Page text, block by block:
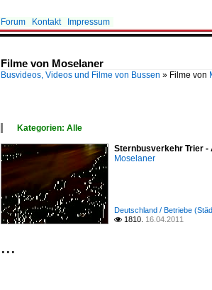
Forum Kontakt Impressum
Filme von Moselaner
Busvideos, Videos und Filme von Bussen » Filme von
Kategorien: Alle
Alle Kategorien
Deutschland
Sternbusverkehr Trier -
Moselaner
Deutschland / Betriebe
 1810. 16.04.2011
...